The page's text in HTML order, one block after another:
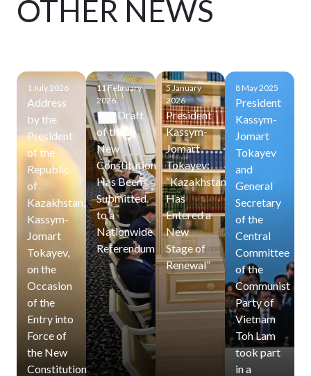
OTHER NEWS
1 July 2026
Address
by the
President
of the
Republic
of
Kazakhstan,
Kassym-
Jomart
Tokayev,
on the
Occasion
of the
Entry into
Force of
the New
Constitution
11 February
2026
The Draft
of the
New
Constitution
Has Been
Submitted
to a
Nationwide
Referendum
5 January
2026
President
Kassym-
Jomart
Tokayev:
“Kazakhstan
Has
Entered a
New
Stage of
Renewal”
8 May 2025
President
Kassym-
Jomart
Tokayev
and
General
Secretary
of the
Central
Committee
of the
Communist
Party of
Vietnam
Toh Lam
took part
in a